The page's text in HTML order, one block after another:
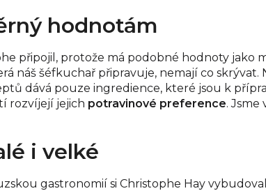
hodnotám
připojil, protože má podobné hodnoty jako
náš šéfkuchař připravuje, nemají co
dává pouze ingredience, které jsou k
rozvíjejí jejich potravinové preference.
i velké
gastronomií si Christophe Hay